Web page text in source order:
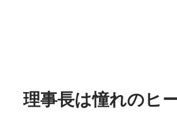
理事長は憧れのヒ